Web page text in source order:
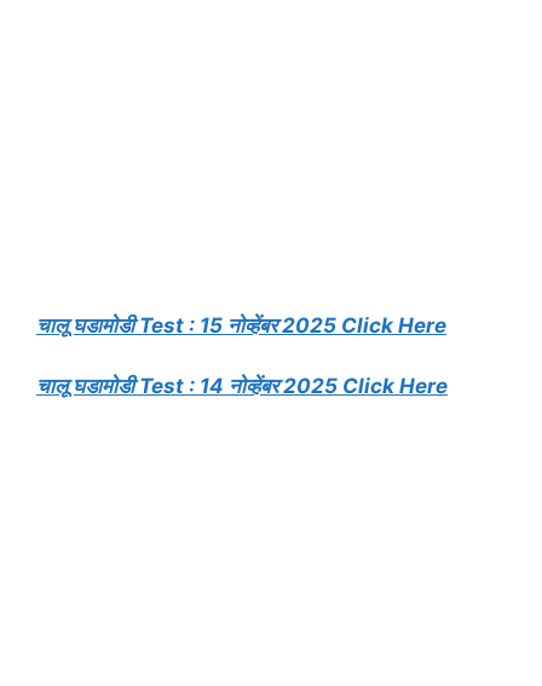
चालू घडामोडी Test : 15 नोव्हेंबर 2025 Click Here
चालू घडामोडी Test : 14 नोव्हेंबर 2025 Click Here